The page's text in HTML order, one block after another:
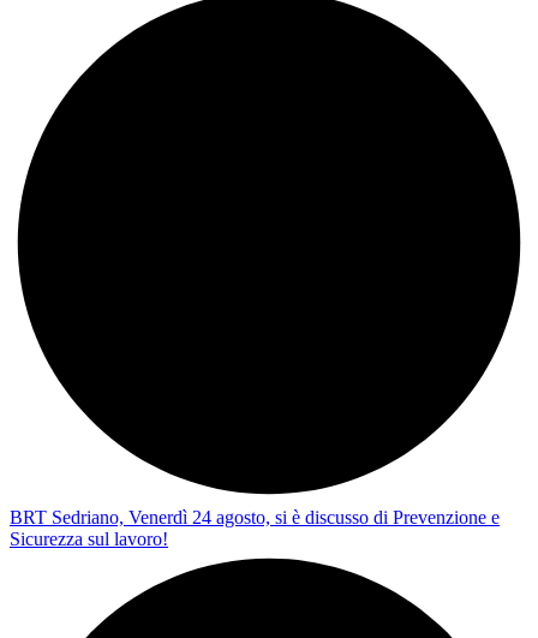
BRT Sedriano, Venerdì 24 agosto, si è discusso di Prevenzione e
Sicurezza sul lavoro!